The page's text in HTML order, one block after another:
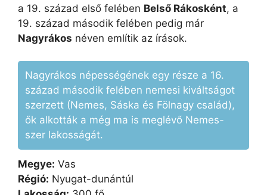
a 19. század első felében Belső Rákosként, a
19. század második felében pedig már
Nagyrákos néven említik az írások.
Nagyrákos népességének egy része a 16.
század második felében nemesi kiváltságot
szerzett (Nemes, Sáska és Fölnagy család),
ők alkották a még ma is meglévő Nemes-
szer lakosságát.
Megye: Vas
Régió: Nyugat-dunántúl